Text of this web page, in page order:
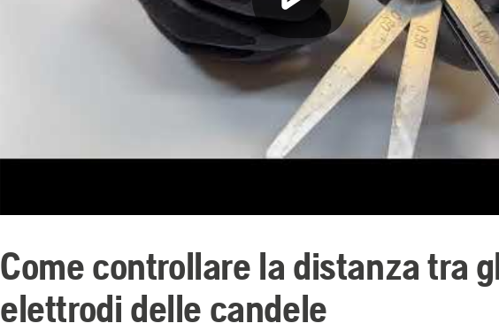
Come controllare la distanza tra
elettrodi delle candele